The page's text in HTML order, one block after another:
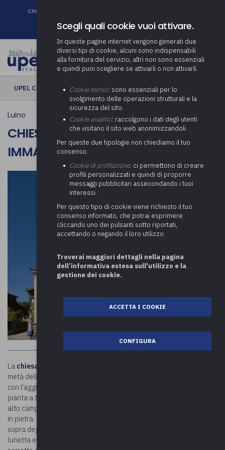
Chi siamo
Newsletter
UPEL CULTURA › Chiesa di Santa Maria Immacolata | Motte
Luino
CHIESA DI SANTA MARIA
IMMACOLATA | MOTTE
La chiesa di Motte
metà dell’Ottocento. Tra il 1903 e il 1904 la struttura fu ampliata,
con l’aggiunta delle navate laterali. Si presenta oggi con una
pianta a tre navate senza transetto, con abside semicircolare e un
alto campanile. Circondata da un grazioso sagrato con balaustra
in pietra, la facciata è di stampo classico con profilo a salienti. Al di
sopra degli ingressi sono posizionate tre vetrate artistiche a
lunetta e il portale principale è protetto da un pronao ad arco,
Scegli quali cookie vuoi attivare.
In queste pagine internet vengono generati due
diversi tipi di cookie, alcuni sono indispensabili
alla fornitura del servizio, altri non sono essenziali
e quindi puoi scegliere se attivarli o non attivarli.
Cookie tecnici: sono essenziali per lo
svolgimento delle operazioni strutturali e la
sicurezza del sito.
Cookie analitici: raccolgono i dati degli utenti
che visitano il sito web anonimizzandoli.
Per queste due tipologie non chiediamo il tuo
consenso.
Cookie di profilazione: ci permettono di creare
profili personalizzati e quindi di proporre
messaggi pubblicitari assecondando i tuoi
interessi.
Per questo tipo di cookie viene richiesto il tuo
consenso informato, che potrai esprimere
cliccando uno dei pulsanti sotto riportati,
accettando o negando il loro utilizzo.
Troverai maggiori dettagli nella pagina
dell’informativa estesa sull'utilizzo e la
gestione dei cookie.
ACCETTA I COOKIE
CONFIGURA